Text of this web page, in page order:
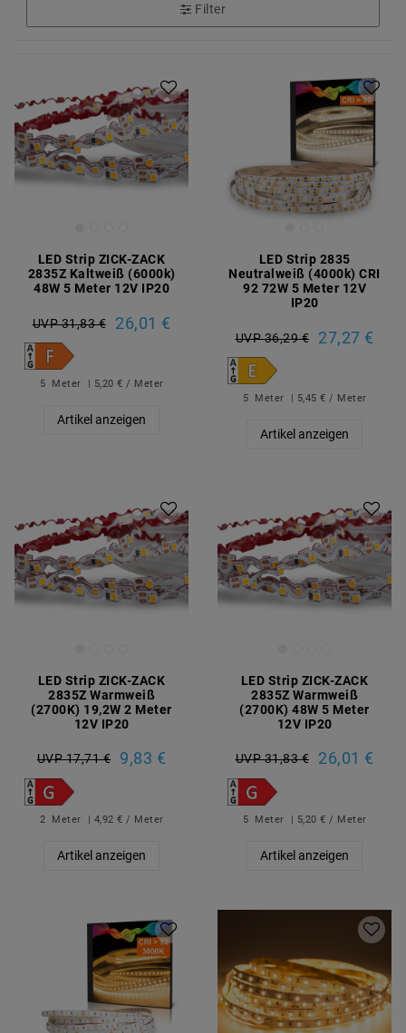
Filter
LED Strip ZICK-ZACK
2835Z Kaltweiß (6000k)
48W 5 Meter 12V IP20
UVP 31,83 € 26,01 €
5 Meter | 5,20 € / Meter
Artikel anzeigen
LED Strip 2835
Neutralweiß (4000k) CRI
92 72W 5 Meter 12V
IP20
UVP 36,29 € 27,27 €
5 Meter | 5,45 € / Meter
Artikel anzeigen
LED Strip ZICK-ZACK
2835Z Warmweiß
(2700K) 19,2W 2 Meter
12V IP20
UVP 17,71 € 9,83 €
2 Meter | 4,92 € / Meter
Artikel anzeigen
LED Strip ZICK-ZACK
2835Z Warmweiß
(2700K) 48W 5 Meter
12V IP20
UVP 31,83 € 26,01 €
5 Meter | 5,20 € / Meter
Artikel anzeigen